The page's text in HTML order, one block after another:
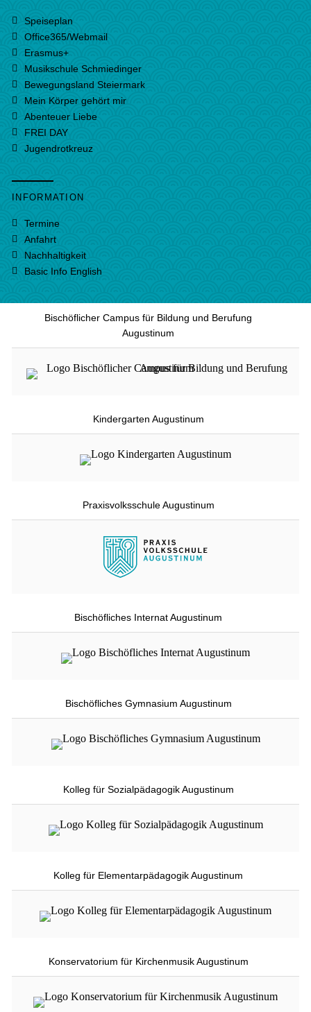
Speiseplan
Office365/Webmail
Erasmus+
Musikschule Schmiedinger
Bewegungsland Steiermark
Mein Körper gehört mir
Abenteuer Liebe
FREI DAY
Jugendrotkreuz
INFORMATION
Termine
Anfahrt
Nachhaltigkeit
Basic Info English
Bischöflicher Campus für Bildung und Berufung
Augustinum
Kindergarten Augustinum
Praxisvolksschule Augustinum
Bischöfliches Internat Augustinum
Bischöfliches Gymnasium Augustinum
Kolleg für Sozialpädagogik Augustinum
Kolleg für Elementarpädagogik Augustinum
Konservatorium für Kirchenmusik Augustinum